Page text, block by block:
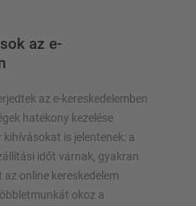
az e-
az e-kereskedelemben
hatékony kezelése
is jelentenek: a
időt várnak, gyakran
online kereskedelem
okoz a